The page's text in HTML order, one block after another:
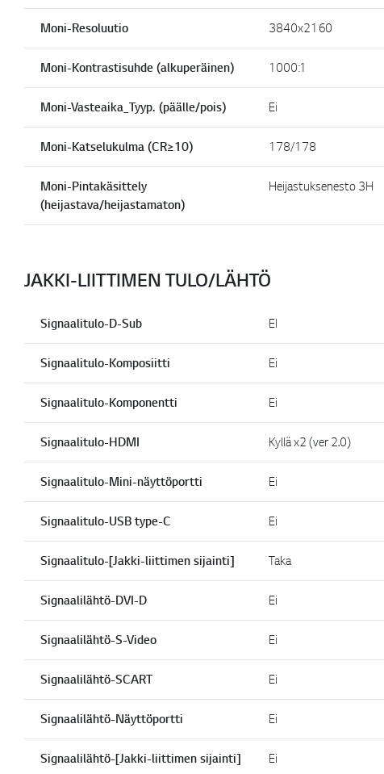
Moni-Resoluutio 3840x2160
Moni-Kontrastisuhde (alkuperäinen) 1000:1
Moni-Vasteaika_Tyyp. (päälle/pois) Ei
Moni-Katselukulma (CR≥10) 178/178
Moni-Pintakäsittely
(heijastava/heijastamaton)
Heijastuksenesto 3H
JAKKI-LIITTIMEN TULO/LÄHTÖ
Signaalitulo-D-Sub EI
Signaalitulo-Komposiitti Ei
Signaalitulo-Komponentti Ei
Signaalitulo-HDMI Kyllä x2 (ver 2.0)
Signaalitulo-Mini-näyttöportti Ei
Signaalitulo-USB type-C Ei
Signaalitulo-[Jakki-liittimen sijainti] Taka
Signaalilähtö-DVI-D Ei
Signaalilähtö-S-Video Ei
Signaalilähtö-SCART Ei
Signaalilähtö-Näyttöportti Ei
Signaalilähtö-[Jakki-liittimen sijainti] Ei